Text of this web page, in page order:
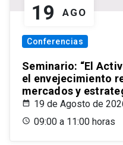
19 AGO
Conferencias
Seminario: “El
el envejecimiento
mercados y
19 de Agosto de
09:00 a 11:00 horas